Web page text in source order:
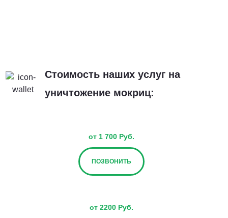
Стоимость наших услуг на
уничтожение мокриц:
от 1 700 Руб.
ПОЗВОНИТЬ
от 2200 Руб.